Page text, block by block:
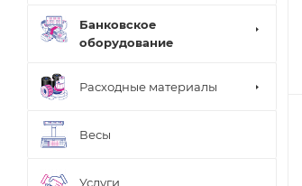
Банковское
оборудование
Расходные материалы
Весы
Услуги